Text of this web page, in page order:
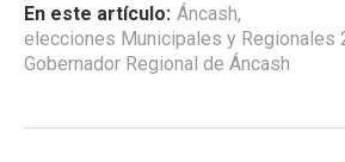
En este artículo: Áncash,
elecciones Municipales y Regionales
Gobernador Regional de Áncash